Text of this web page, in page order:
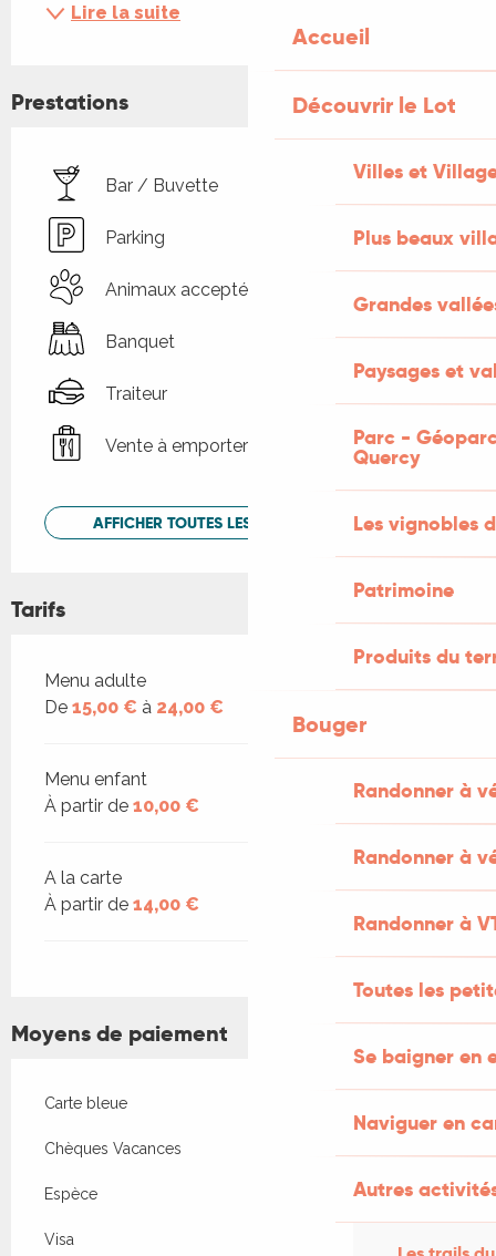
Accueil
Découvrir le Lot
Villes et
Plus beaux
Grandes
Paysages et
Parc -
Quercy
Les vignobles
Patrimoine
Produits du
Bouger
Randonner à
Randonner à
Randonner à
Toutes les
Se baigner en
Naviguer en
Autres
Lire la suite
Prestations
Bar / Buvette
Parking
Animaux acceptés
Banquet
Traiteur
Vente à emporter
AFFICHER TOUTES LES PRESTATIONS
Tarifs
Tarifs 2026
Menu adulte
De 15,00 € à 24,00 €
Menu enfant
À partir de 10,00 €
A la carte
À partir de 14,00 €
Moyens de paiement
Carte bleue
Chèques Vacances
Espèce
Visa